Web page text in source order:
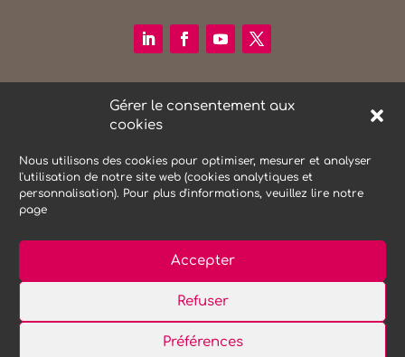
Gérer le consentement aux
cookies
Nous utilisons des cookies pour optimiser, mesurer et analyser
l'utilisation de notre site web (cookies analytiques et
personnalisation). Pour plus d'informations, veuillez lire notre
page
Accepter
Refuser
Préférences
RECHERCHER SUR LE SITE
Search Button
NEWSLETTER